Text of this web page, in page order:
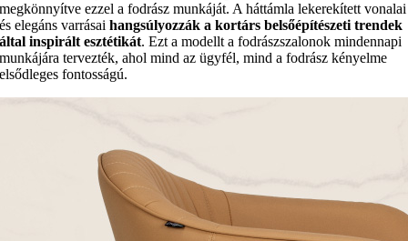
megkönnyítve ezzel a fodrász munkáját. A háttámla lekerekített vonalai
és elegáns varrásaihangsúlyozzák a kortárs belsőépítészeti trendek
által inspirált esztétikát. Ezt a modellt a fodrászszalonok mindennapi
munkájára tervezték, ahol mind az ügyfél, mind a fodrász kényelme
elsődleges fontosságú.